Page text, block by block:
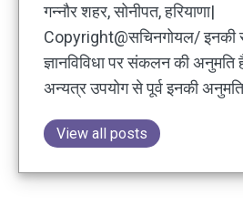
गन्नौर शहर, सोनीपत, हरियाणा|
Copyright@सचिनगोयल/ इनकी
ज्ञानविविधा पर संकलन की
अन्यत्र उपयोग से पूर्व इनकी
View all posts